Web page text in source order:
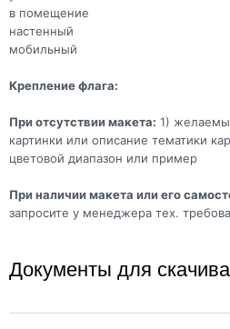
в помещение
настенный
мобильный
Крепление флага:
При отсутствии макета: 1)
картинки или описание тематики
цветовой диапазон или пример
При наличии макета или его
запросите у менеджера тех.
Документы для